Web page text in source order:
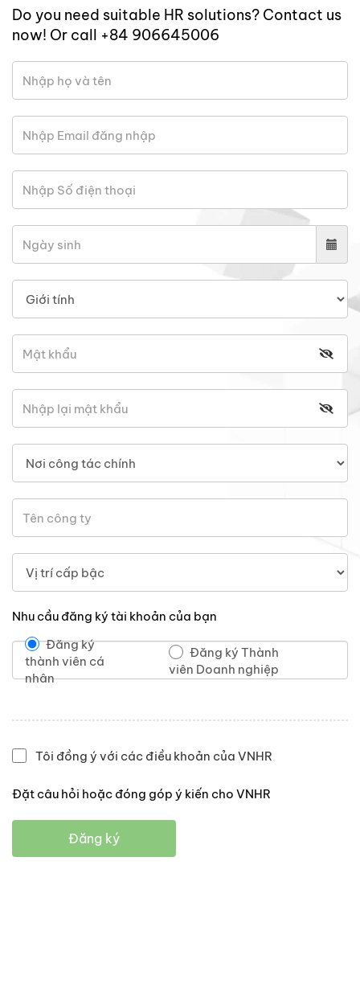
Do you need suitable HR solutions? Contact us
now! Or call +84 906645006
Nhu cầu đăng ký tài khoản của bạn
Đăng ký
thành viên cá
nhân
Đăng ký Thành
viên Doanh nghiệp
Tôi đồng ý với các điều khoản của VNHR
Đặt câu hỏi hoặc đóng góp ý kiến cho VNHR
Đăng ký